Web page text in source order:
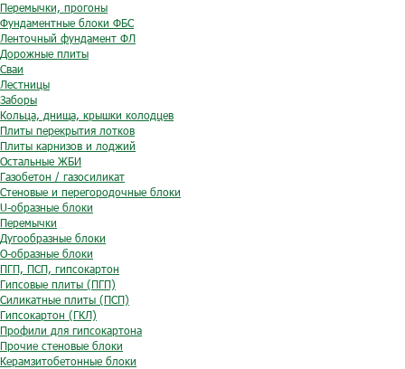
Перемычки, прогоны
Фундаментные блоки ФБС
Ленточный фундамент ФЛ
Дорожные плиты
Сваи
Лестницы
Заборы
Кольца, днища, крышки колодцев
Плиты перекрытия лотков
Плиты карнизов и лоджий
Остальные ЖБИ
Газобетон / газосиликат
Стеновые и перегородочные блоки
U-образные блоки
Перемычки
Дугообразные блоки
O-образные блоки
ПГП, ПСП, гипсокартон
Гипсовые плиты (ПГП)
Силикатные плиты (ПСП)
Гипсокартон (ГКЛ)
Профили для гипсокартона
Прочие стеновые блоки
Керамзитобетонные блоки